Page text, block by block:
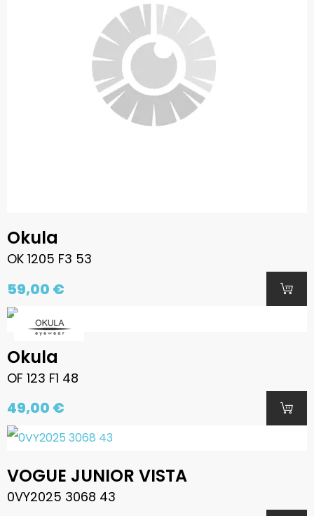
Okula
OK 1205 F3 53
59,00 €
Okula
OF 123 F1 48
49,00 €
VOGUE JUNIOR VISTA
0VY2025 3068 43